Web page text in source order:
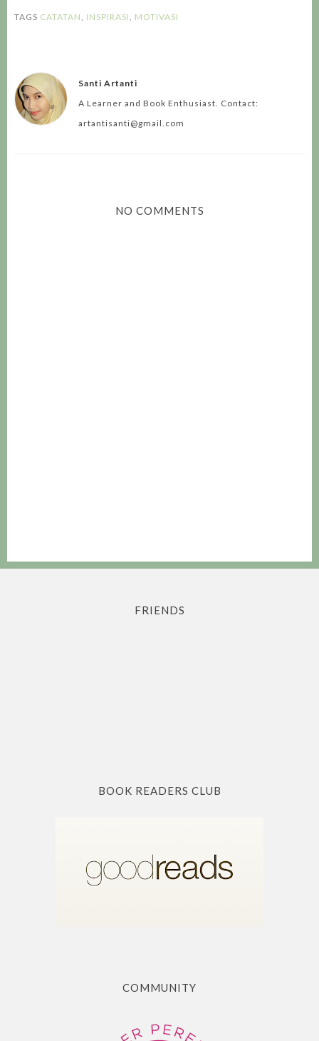
TAGS CATATAN, INSPIRASI, MOTIVASI
Santi Artanti
A Learner and Book Enthusiast. Contact:
artantisanti@gmail.com
NO COMMENTS
FRIENDS
BOOK READERS CLUB
COMMUNITY